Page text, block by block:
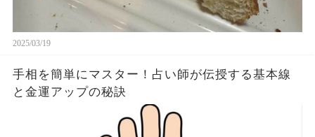
2025/03/19
手相を簡単にマスター！占い師が伝授する基本線
と金運アップの秘訣